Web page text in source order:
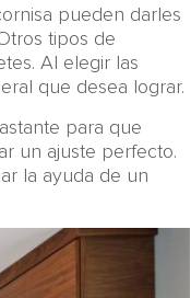
pueden darles
tipos de
Al elegir las
que desea lograr.
para que
un ajuste perfecto.
la ayuda de un